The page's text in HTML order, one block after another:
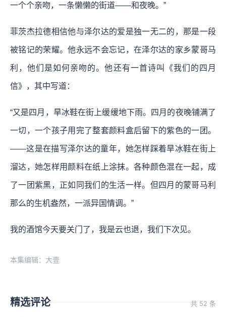
一个个亲吻，一条懒懒的街道——和夜晚。”
菲茨杰拉德相信他与泽尔达的爱是独一无二的，那是一段
被铭记的荣耀。他永远不会忘记，在泽尔达的家乡蒙哥马
利，他们是如何亲吻的。他还有一首诗叫《我们的四月
信》，其中写道：
“又是四月，旱冰鞋在街上缓缓地下雨。四月的夜晚铺满了
一切，一个孩子用完了整套颜料盒后留下的紫色的一团。
——这是在描写泽尔达的童年，她怎样踩着旱冰鞋在街上
溜达，她怎样用颜料在纸上涂抹。各种颜色混在一起，成
了一团紫黑，正如同我们的生活一样。但四月的蒙哥马利
那么的生机盎然，一派异国情调。”
我的酒馆今天要关门了，我是云也退，我们下次见。
本集编辑：大壹
精选评论 共 52 条